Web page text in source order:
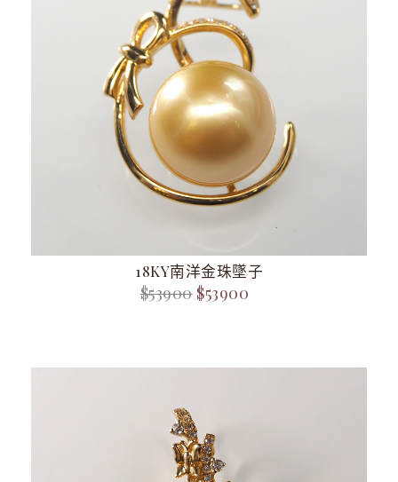
18KY南洋金珠墜子
$53900 $53900